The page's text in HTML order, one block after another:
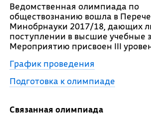
Ведомственная олимпиада по
обществознанию вошла в
Минобрнауки 2017/18, дающих
поступлении в высшие учебные
Мероприятию присвоен III
График проведения
Подготовка к олимпиаде
Связанная олимпиада